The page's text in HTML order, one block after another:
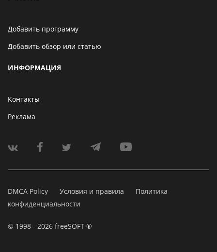
Добавить программу
Добавить обзор или статью
ИНФОРМАЦИЯ
Контакты
Реклама
DMCA Policy Условия и правила
Политика
конфиденциальности
© 1998 - 2026 freeSOFT ®